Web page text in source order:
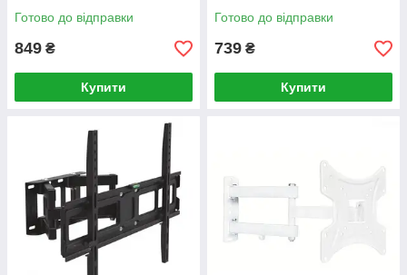
Готово до відправки
849 ₴
Купити
Готово до відправки
739 ₴
Купити